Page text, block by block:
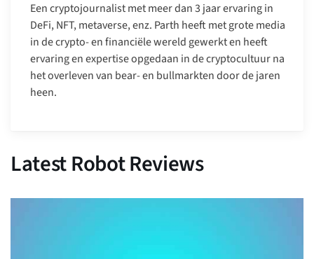
Een cryptojournalist met meer dan 3 jaar ervaring in
DeFi, NFT, metaverse, enz. Parth heeft met grote media
in de crypto- en financiële wereld gewerkt en heeft
ervaring en expertise opgedaan in de cryptocultuur na
het overleven van bear- en bullmarkten door de jaren
heen.
Latest Robot Reviews